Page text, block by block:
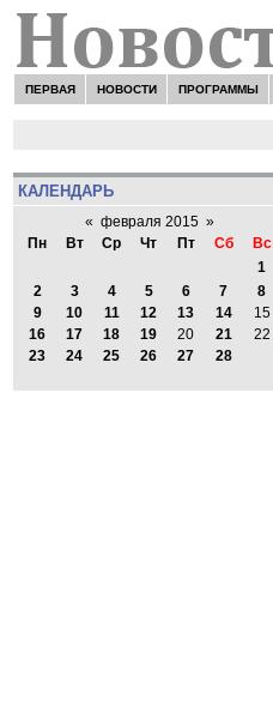
ПЕРВАЯ НОВОСТИ ПРОГРАММЫ
КАЛЕНДАРЬ
« февраля 2015 »
Пн
Вт Ср Чт Пт Сб
Вс
1
2
3 4 5 6 7
8
9
10 11 12 13 14
15
16
17 18 19 20 21
22
23
24 25 26 27 28